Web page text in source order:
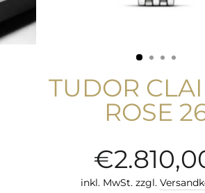
TUDOR
ROSE
Normaler
Preis
inkl. MwSt. zzgl.